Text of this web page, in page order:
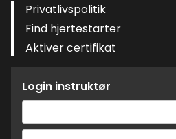
Privatlivspolitik
Find hjertestarter
Aktiver certifikat
Login instruktør
eller